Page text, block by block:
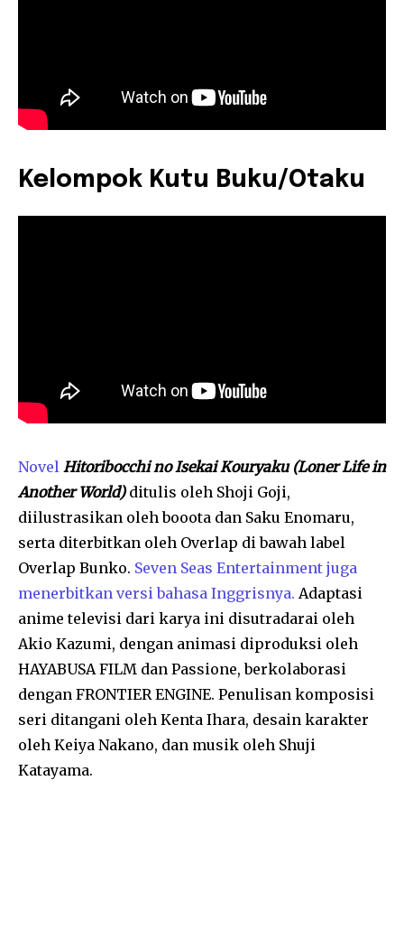
Kelompok Kutu Buku/Otaku
Novel Hitoribocchi no Isekai Kouryaku (Loner Life in
Another World)ditulis oleh Shoji Goji,
diilustrasikan oleh booota dan Saku Enomaru,
serta diterbitkan oleh Overlap di bawah label
Overlap Bunko. Seven Seas Entertainment juga
menerbitkan versi bahasa Inggrisnya. Adaptasi
anime televisi dari karya ini disutradarai oleh
Akio Kazumi, dengan animasi diproduksi oleh
HAYABUSA FILM dan Passione, berkolaborasi
dengan FRONTIER ENGINE. Penulisan komposisi
seri ditangani oleh Kenta Ihara, desain karakter
oleh Keiya Nakano, dan musik oleh Shuji
Katayama.